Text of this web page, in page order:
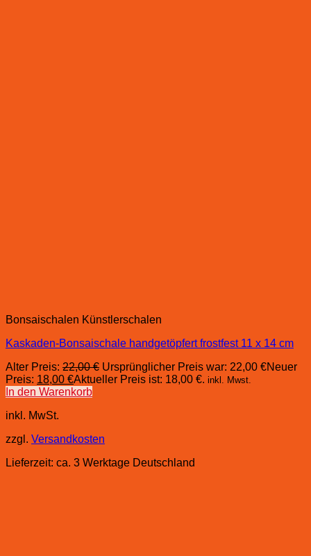
Bonsaischalen Künstlerschalen
Kaskaden-Bonsaischale handgetöpfert frostfest 11 x 14 cm
Alter Preis: 22,00€ Ursprünglicher Preis war: 22,00 €Neuer
Preis: 18,00 €Aktueller Preis ist: 18,00 €. inkl. Mwst.
In den Warenkorb
inkl. MwSt.
zzgl. Versandkosten
Lieferzeit: ca. 3 Werktage Deutschland